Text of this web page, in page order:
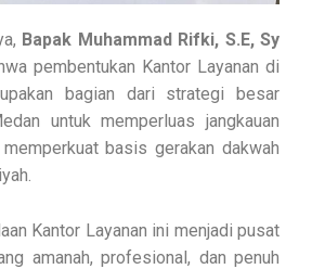
Bapak Muhammad Rifki, S.E, Sy
pembentukan Kantor Layanan di
bagian dari strategi besar
untuk memperluas jangkauan
basis gerakan dakwah
Kantor Layanan ini menjadi pusat
amanah, profesional, dan penuh